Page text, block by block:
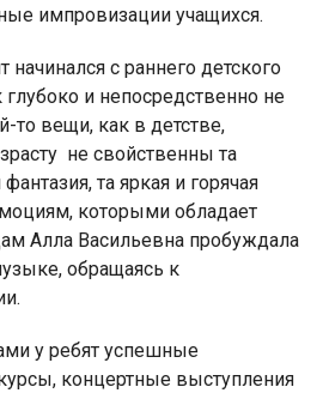
импровизации учащихся.
начинался с раннего детского
глубоко и непосредственно не
то вещи, как в детстве,
не свойственны та
та яркая и горячая
которыми обладает
Алла Васильевна пробуждала
обращаясь к
у ребят успешные
концертные выступления